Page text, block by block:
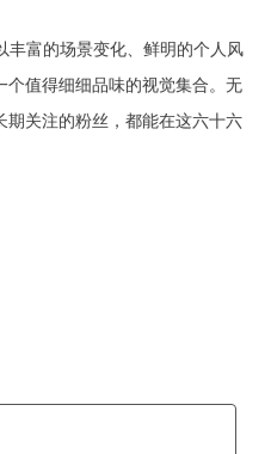
丰富的场景变化、鲜明的个人风
值得细细品味的视觉集合。无
关注的粉丝，都能在这六十六